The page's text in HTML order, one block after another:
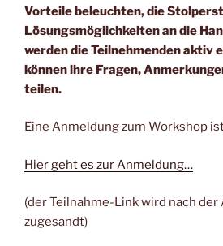
Vorteile beleuchten, die
Lösungsmöglichkeiten an die
werden die Teilnehmenden aktiv
können ihre Fragen,
teilen.
Eine Anmeldung zum Workshop
Hier geht es zur Anmeldung…
(der Teilnahme-Link wird nach
zugesandt)